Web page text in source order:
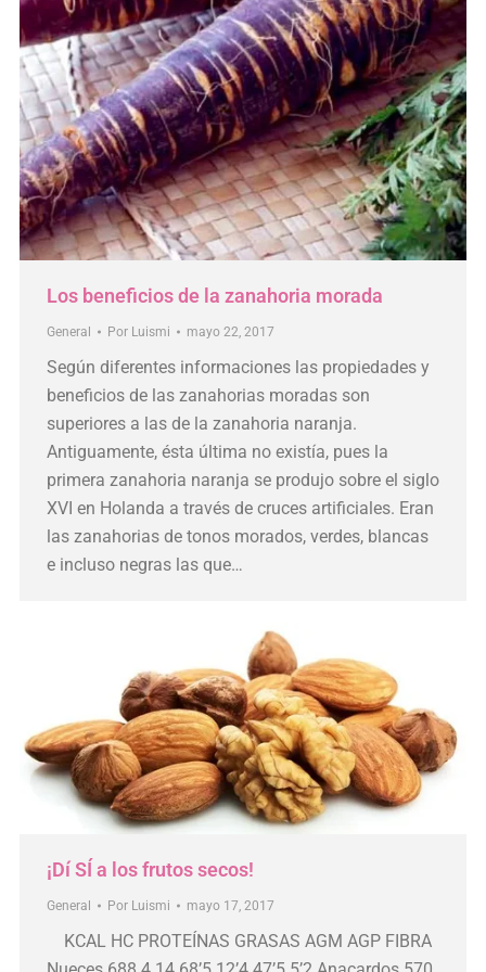
Los beneficios de la zanahoria morada
General Por Luismi mayo 22, 2017
Según diferentes informaciones las propiedades y
beneficios de las zanahorias moradas son
superiores a las de la zanahoria naranja.
Antiguamente, ésta última no existía, pues la
primera zanahoria naranja se produjo sobre el siglo
XVI en Holanda a través de cruces artificiales. Eran
las zanahorias de tonos morados, verdes, blancas
e incluso negras las que…
¡Dí SÍ a los frutos secos!
General Por Luismi mayo 17, 2017
KCAL HC PROTEÍNAS GRASAS AGM AGP FIBRA